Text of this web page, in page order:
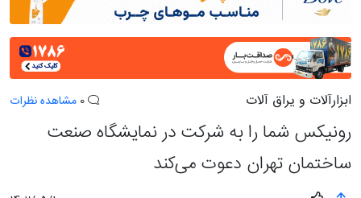
ابزارآلات و یراق آلات مشاهده نظرات
رونیکس شما را به شرکت در نمایشگاه صنعت
ساختمان تهران دعوت می‌کند